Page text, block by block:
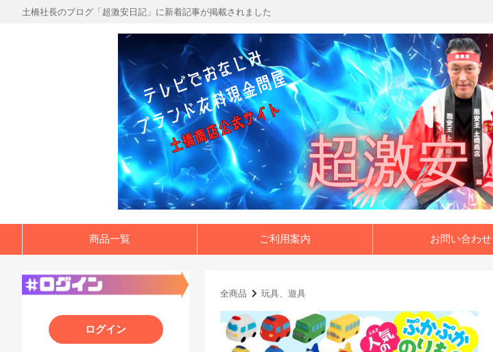
土橋社長のブログ「超激安日記」に新着記事が掲載されました
商品一覧 ご利用案内 お問い合わせ
全商品 玩具、遊具
ログイン